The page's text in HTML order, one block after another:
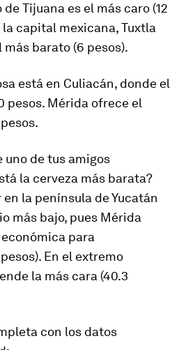
Tijuana es el más caro (12
capital mexicana, Tuxtla
barato (6 pesos).
está en Culiacán, donde el
pesos. Mérida ofrece el
uno de tus amigos
la cerveza más barata?
la península de Yucatán
más bajo, pues Mérida
para
En el extremo
la más cara (40.3
con los datos